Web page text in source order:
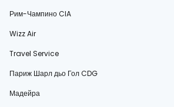
Рим-Чампино CIA
Wizz Air
Travel Service
Париж Шарл дьо Гол CDG
Мадейра